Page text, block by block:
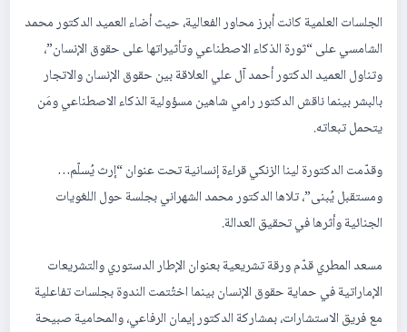
الجلسات العلمية كانت أبرز محاور الفعالية، حيث أضاء العميد الدكتور محمد
الشامسي على “ثورة الذكاء الاصطناعي وتأثيراتها على حقوق الإنسان”،
وتناول العميد الدكتور أحمد آل علي العلاقة بين حقوق الإنسان والاتجار
بالبشر بينما ناقش الدكتور رامي شاهين مسؤولية الذكاء الاصطناعي ومَن
يتحمل تبعاته.
وقدّمت الدكتورة لينا الزنكي قراءة إنسانية تحت عنوان “إرث يُسلّم…
ومستقبل يُبنى”، تلاها الدكتور محمد الشهراني بجلسة حول اللغويات
الجنائية وأثرها في تحقيق العدالة.
مسعد المطري قدّم ورقة تشريعية بعنوان الإطار الدستوري والتشريعات
الإماراتية في حماية حقوق الإنسان بينما اختُتمت الندوة بجلسات تفاعلية
مع فريق الاستشارات، بمشاركة الدكتور إيمان الرفاعي، والمحامية صبيحة